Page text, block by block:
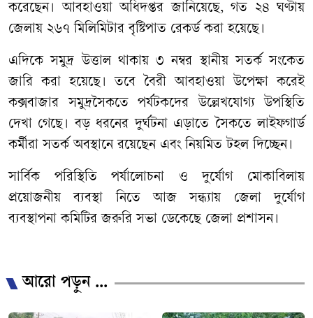
করেছেন। আবহাওয়া অধিদপ্তর জানিয়েছে, গত ২৪ ঘণ্টায়
জেলায় ২৬৭ মিলিমিটার বৃষ্টিপাত রেকর্ড করা হয়েছে।
এদিকে সমুদ্র উত্তাল থাকায় ৩ নম্বর স্থানীয় সতর্ক সংকেত
জারি করা হয়েছে। তবে বৈরী আবহাওয়া উপেক্ষা করেই
কক্সবাজার সমুদ্রসৈকতে পর্যটকদের উল্লেখযোগ্য উপস্থিতি
দেখা গেছে। বড় ধরনের দুর্ঘটনা এড়াতে সৈকতে লাইফগার্ড
কর্মীরা সতর্ক অবস্থানে রয়েছেন এবং নিয়মিত টহল দিচ্ছেন।
সার্বিক পরিস্থিতি পর্যালোচনা ও দুর্যোগ মোকাবিলায়
প্রয়োজনীয় ব্যবস্থা নিতে আজ সন্ধ্যায় জেলা দুর্যোগ
ব্যবস্থাপনা কমিটির জরুরি সভা ডেকেছে জেলা প্রশাসন।
আরো পড়ুন ...